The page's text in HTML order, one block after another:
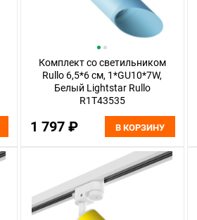
Комплект со светильником
Rullo 6,5*6 см, 1*GU10*7W,
Белый Lightstar Rullo
R1T43535
1 797 ₽ В КОРЗИНУ